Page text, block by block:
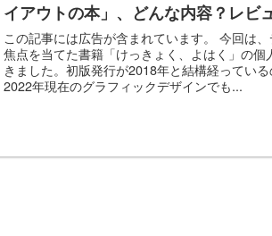
イアウトの本」、どんな内容？レビ
この記事には広告が含まれています。 今回は
焦点を当てた書籍「けっきょく、よはく」の個
きました。初版発行が2018年と結構経ってい
2022年現在のグラフィックデザインでも...